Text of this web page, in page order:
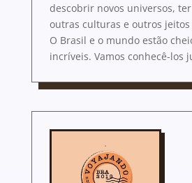
descobrir novos universos,
outras culturas e outros jeitos
O Brasil e o mundo estão
incríveis. Vamos conhecê-los